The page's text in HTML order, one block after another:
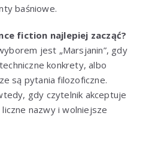
baśniowe.
fiction najlepiej zacząć?
jest „Marsjanin”, gdy
konkrety, albo
są pytania filozoficzne.
gdy czytelnik akceptuje
nazwy i wolniejsze